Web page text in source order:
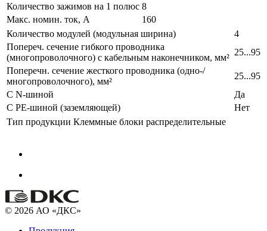
Количество зажимов на 1 полюс 8
Макс. номин. ток, А
160
Количество модулей (модульная ширина)
4
Попереч. сечение гибкого проводника
(многопроволочного) с кабельным наконечником, мм²
25...95
Поперечн. сечение жесткого проводника (одно-/
многопроволочного), мм²
25...95
С N-шиной
Да
С PE-шиной (заземляющей)
Нет
Тип продукции Клеммные блоки распределительные
© 2026 АО «ДКС»